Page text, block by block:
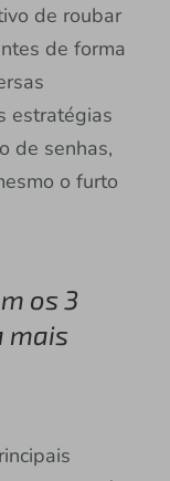
de roubar
de forma
estratégias
de senhas,
o furto
os 3
mais